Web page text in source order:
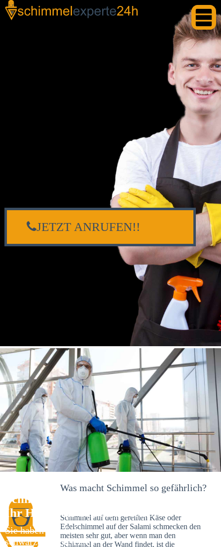
Schimmelexperte in Nordendorf –
Ihr Helfer an Ort und Stelle
Sie haben kürzlich
schwarze Flecken an
JETZT ANRUFEN!!
Was macht Schimmel so gefährlich?
Schimmel auf dem gereiften Käse oder
Edelschimmel auf der Salami schmecken den
meisten sehr gut, aber wenn man den
Schimmel an der Wand findet, ist die